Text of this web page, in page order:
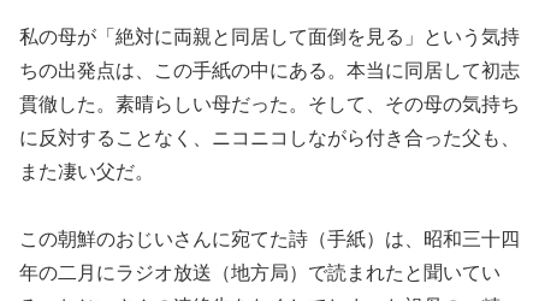
私の母が「絶対に両親と同居して面倒を見る」という気持
ちの出発点は、この手紙の中にある。本当に同居して初志
貫徹した。素晴らしい母だった。そして、その母の気持ち
に反対することなく、ニコニコしながら付き合った父も、
また凄い父だ。
この朝鮮のおじいさんに宛てた詩（手紙）は、昭和三十四
年の二月にラジオ放送（地方局）で読まれたと聞いてい